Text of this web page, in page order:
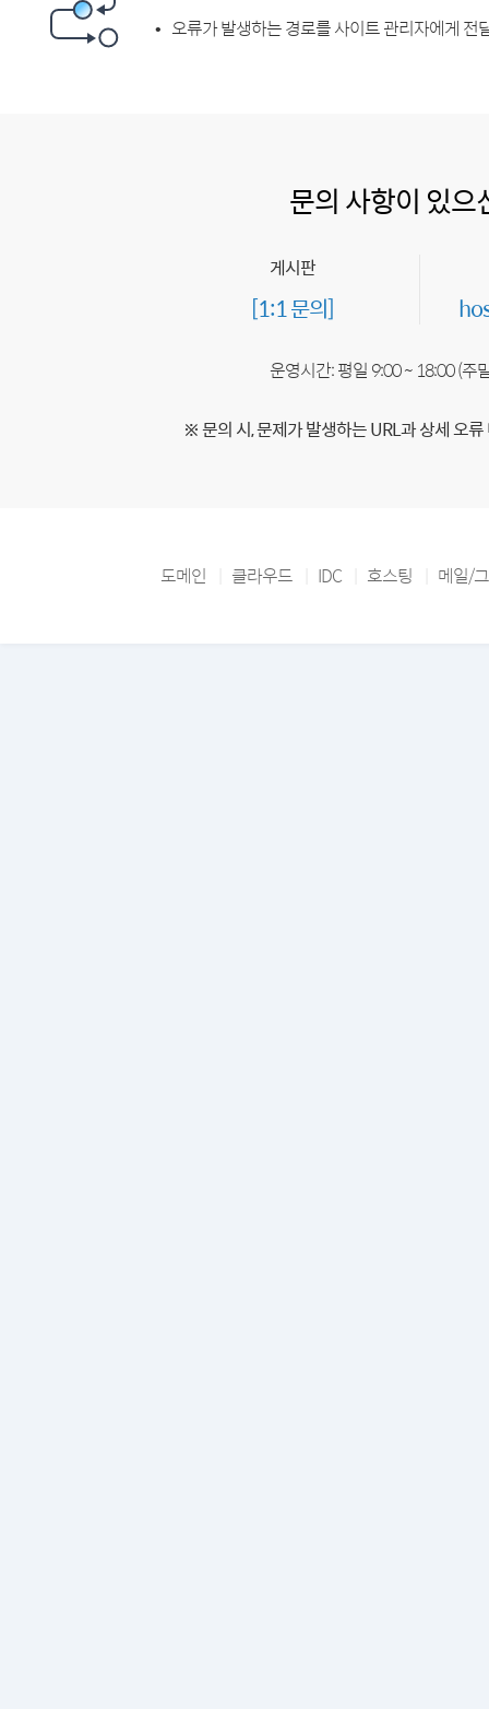
오류가 발생하는 경로를 사이트 관리자에게 전
문의 사항이 있으
게시판
[1:1 문의]
운영시간: 평일 9:00 ~ 18:00 (주
※ 문의 시, 문제가 발생하는 URL과 상세 오
도메인 클라우드 IDC 호스팅 메일/